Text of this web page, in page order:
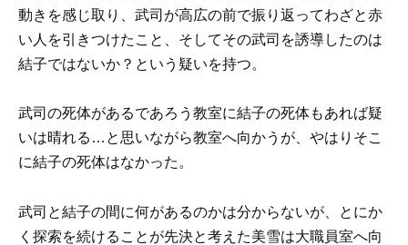
動きを感じ取り、武司が高広の前で振り返ってわざと赤
い人を引きつけたこと、そしてその武司を誘導したのは
結子ではないか？という疑いを持つ。
武司の死体があるであろう教室に結子の死体もあれば疑
いは晴れる…と思いながら教室へ向かうが、やはりそこ
に結子の死体はなかった。
武司と結子の間に何があるのかは分からないが、とにか
く探索を続けることが先決と考えた美雪は大職員室へ向